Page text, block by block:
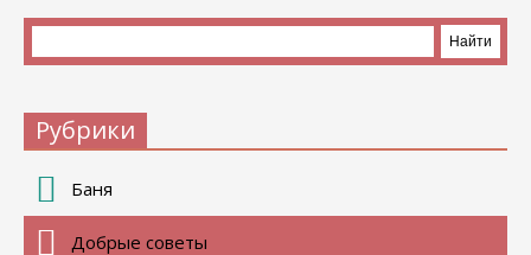
Рубрики
Баня
Добрые советы